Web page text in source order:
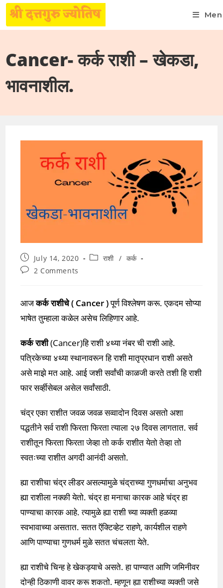
content
Cancer- कर्क राशी – खेकडा,
भावनाशील.
Post
published:
July 14, 2020
Postराशी / कर्क
Post2 Comments
आजकर्क राशीचे ( Cancer )पूर्ण विश्लेषण करू. एकदम सोप्या
भाषेत तुम्हाला कळेल असेच लिहिणार आहे.
कर्क राशी(Cancer)हि राशी ४थ्या नंबर ची राशी आहे.
पत्रिकेच्या ४थ्या स्थानावरून हि राशी मातृप्रधान राशी असते
असे माझे मत आहे. आई जशी सर्वांची काळजी करते तशी हि राशी
फार सर्व्हीसेबल असेल सर्वांसाठी.
चंद्र एका राशीत जवळ जवळ सव्वादोन दिवस असतो अशा
पद्धतीने सर्व राशी फिरता फिरता त्याला २७ दिवस लागतात. सर्व
राशीतून फिरता फिरता जेव्हा तो कर्क राशीत येतो तेव्हा तो
स्वतःच्या राशीत अगदी आनंदी असतो.
ह्या राशीचा चंद्र लीडर असल्यामुळे चंद्राच्या गुणधर्माचा अनुभव
ह्या राशीला नक्की येतो. चंद्र हा मनाचा कारक आहे चंद्र हा
पाण्याचा कारक आहे. त्यामुळे ह्या राशी च्या व्यक्ती हळव्या
स्वभावाच्या असतात. सतत ऍक्टिव्हेट राहणे, कार्यशील राहणे
आणि पाण्याचा गुणधर्म मुळे सतत चंचलता येते.
ह्या राशीचे चिन्ह हे खेकड्याचे असते. हा पाण्यात आणि जमिनीवर
दोन्ही ठिकाणी वावर करू शकतो. म्हणून ह्या राशीच्या व्यक्ती जसे